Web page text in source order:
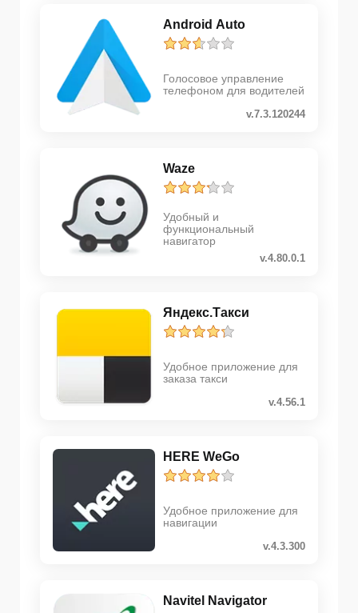
Android Auto
Голосовое управление
телефоном для водителей
v.7.3.120244
Waze
Удобный и
функциональный
навигатор
v.4.80.0.1
Яндекс.Такси
Удобное приложение для
заказа такси
v.4.56.1
HERE WeGo
Удобное приложение для
навигации
v.4.3.300
Navitel Navigator